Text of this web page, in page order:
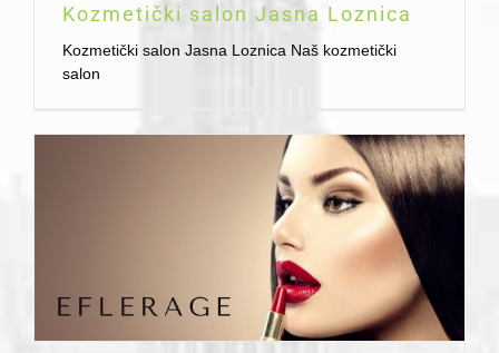
Kozmetički salon Jasna Loznica
Kozmetički salon Jasna Loznica Naš kozmetički
salon